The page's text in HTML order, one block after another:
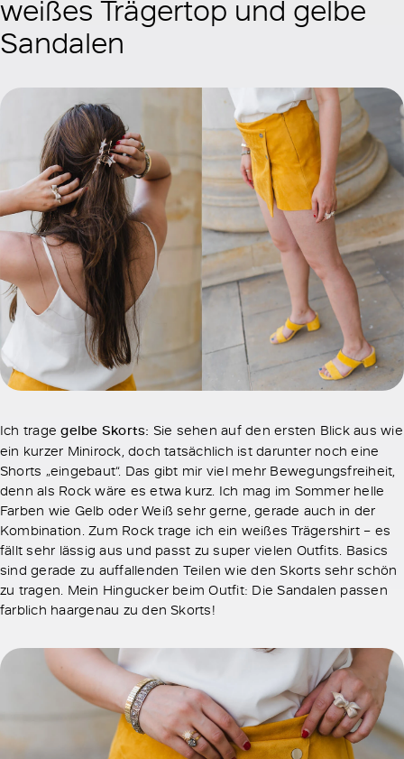
weißes Trägertop und gelbe
Sandalen
Ich tragegelbe Skorts: Sie sehen auf den ersten Blick aus wie
ein kurzer Minirock, doch tatsächlich ist darunter noch eine
Shorts „eingebaut“. Das gibt mir viel mehr Bewegungsfreiheit,
denn als Rock wäre es etwa kurz. Ich mag im Sommer helle
Farben wie Gelb oder Weiß sehr gerne, gerade auch in der
Kombination. Zum Rock trage ich ein weißes Trägershirt – es
fällt sehr lässig aus und passt zu super vielen Outfits. Basics
sind gerade zu auffallenden Teilen wie den Skorts sehr schön
zu tragen. Mein Hingucker beim Outfit: Die Sandalen passen
farblich haargenau zu den Skorts!